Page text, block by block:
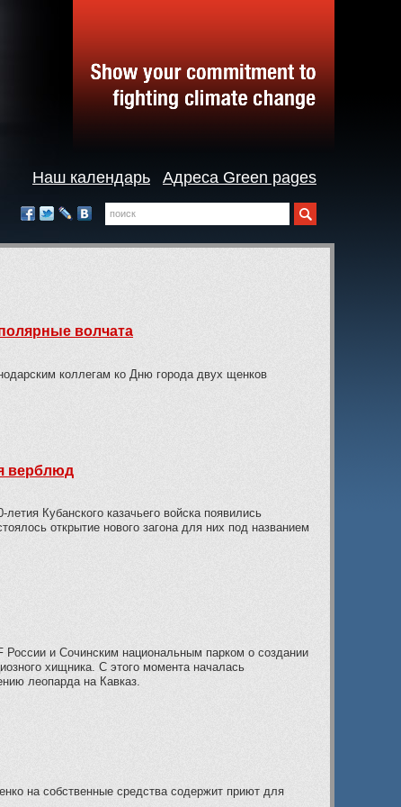
Наш календарь Адреса Green pages
волчата
коллегам ко Дню города двух щенков
верблюд
Кубанского казачьего войска появились
открытие нового загона для них под названием
и Сочинским национальным парком о создании
хищника. С этого момента началась
леопарда на Кавказ.
на собственные средства содержит приют для
Мы
социальных
LiveJournal
Вконтакте
Поиск